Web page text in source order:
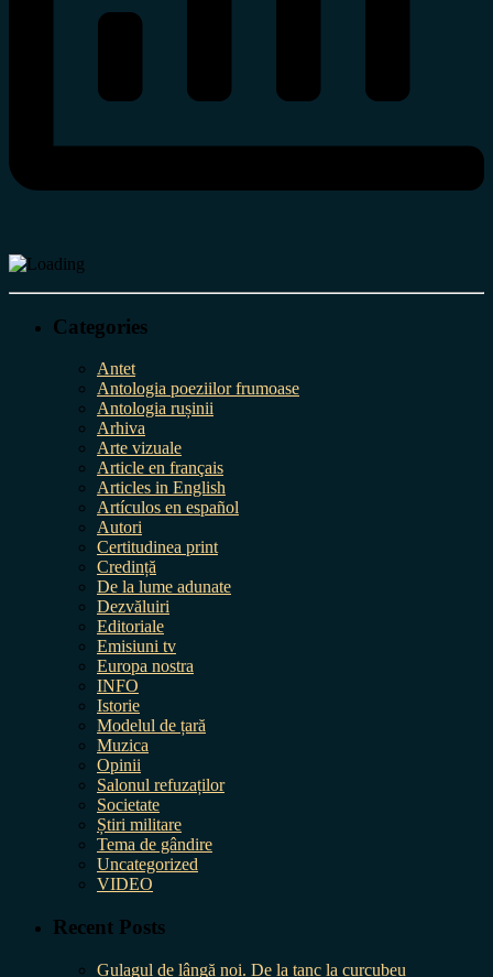
Categories
Antet
Antologia poeziilor frumoase
Antologia rușinii
Arhiva
Arte vizuale
Article en français
Articles in English
Artículos en español
Autori
Certitudinea print
Credință
De la lume adunate
Dezvăluiri
Editoriale
Emisiuni tv
Europa nostra
INFO
Istorie
Modelul de țară
Muzica
Opinii
Salonul refuzaților
Societate
Știri militare
Tema de gândire
Uncategorized
VIDEO
Recent Posts
Gulagul de lângă noi. De la tanc la curcubeu